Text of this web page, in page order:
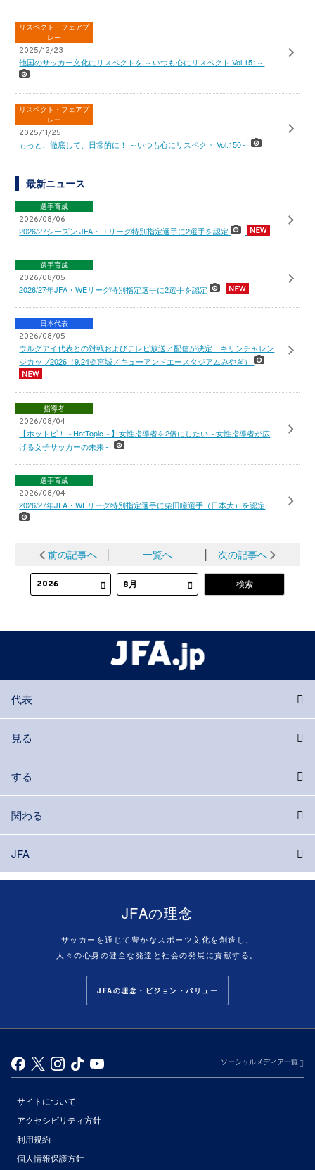
リスペクト・フェアプ
レー
2025/12/23
他国のサッカー文化にリスペクトを ～いつも心にリスペクト Vol.151～
リスペクト・フェアプ
レー
2025/11/25
もっと、徹底して、日常的に！ ～いつも心にリスペクト Vol.150～
最新ニュース
選手育成
2026/08/06
2026/27シーズン JFA・Ｊリーグ特別指定選手に2選手を認定
選手育成
2026/08/05
2026/27年JFA・WEリーグ特別指定選手に2選手を認定
日本代表
2026/08/05
ウルグアイ代表との対戦およびテレビ放送／配信が決定 キリンチャレン
ジカップ2026（9.24＠宮城／キューアンドエースタジアムみやぎ）
指導者
2026/08/04
【ホットピ！～HotTopic～】女性指導者を2倍にしたい～女性指導者が広
げる女子サッカーの未来～
選手育成
2026/08/04
2026/27年JFA・WEリーグ特別指定選手に柴田瞳選手（日本大）を認定
前の記事へ 一覧へ 次の記事へ
代表
見る
する
関わる
JFA
JFAの理念
サッカーを通じて豊かなスポーツ文化を創造し、
人々の心身の健全な発達と社会の発展に貢献する。
JFAの理念・ビジョン・バリュー
ソーシャルメディア一覧
サイトについて
アクセシビリティ方針
利用規約
個人情報保護方針